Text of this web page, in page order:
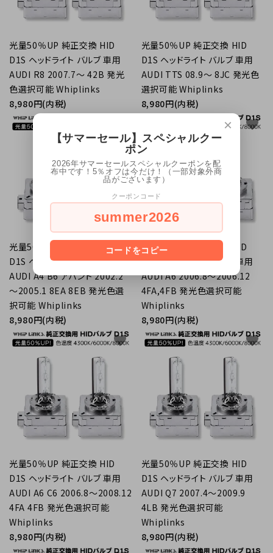
光量50％UP 純正交換 HID
D1S ヘッドライト バルブ 車用
AUDI R8 2007.7～ 42B 発光
色選択可能 Whiplinks
8,980円(内税)
光量50％UP 純正交換 HID
D1S ヘッドライト バルブ 車用
AUDI TTS 08.9～ 8JC 発光色
選択可能 Whiplinks
8,980円(内税)
光量50％UP 純正交換 HID
D1S ヘッドライト バルブ 車用
AUDI A4 B6 アバント 2002.2
～2005.1 8EA 8EB 発光色選
択可能 Whiplinks
8,980円(内税)
光量50％UP 純正交換 HID
D1S ヘッドライト バルブ 車用
AUDI A6 2006.8～2006.12
4FA,4FB 発光色選択可能
Whiplinks
8,980円(内税)
favorite
光量50％UP 純正交換 HID
D1S ヘッドライト バルブ 車用
AUDI A6 C6 2006.8～2008.12
4FA 4FB 発光色選択可能
Whiplinks
8,980円(内税)
favorite
光量50％UP 純正交換 HID
D1S ヘッドライト バルブ 車用
AUDI Q7 2007.4～2009.9
4LB 発光色選択可能
Whiplinks
8,980円(内税)
favorite
×
【サマーセール】スペシャルクー
ポン
2026年サマーセールスペシャルクーポンを配
布中です！5％オフは今だけ！（一部対象外商
品がございます）
クーポンコード
summer2026
コードをコピー